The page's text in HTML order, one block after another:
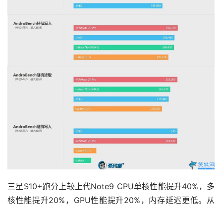
三星S10+跑分上较上代Note9 CPU单核性能提升40%，多
核性能提升20%，GPU性能提升20%，内存延迟更低。从